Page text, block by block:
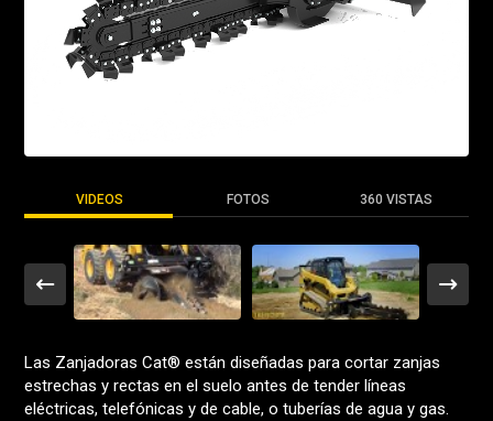
VIDEOS FOTOS 360 VISTAS
Las Zanjadoras Cat® están diseñadas para cortar zanjas
estrechas y rectas en el suelo antes de tender líneas
eléctricas, telefónicas y de cable, o tuberías de agua y gas.